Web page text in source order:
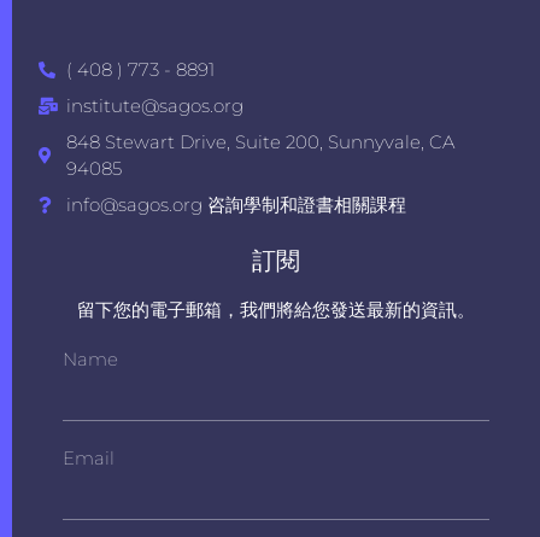
( 408 ) 773 - 8891
institute@sagos.org
848 Stewart Drive, Suite 200, Sunnyvale, CA
94085
info@sagos.org 咨詢學制和證書相關課程
訂閱
留下您的電子郵箱，我們將給您發送最新的資訊。
Name
Email